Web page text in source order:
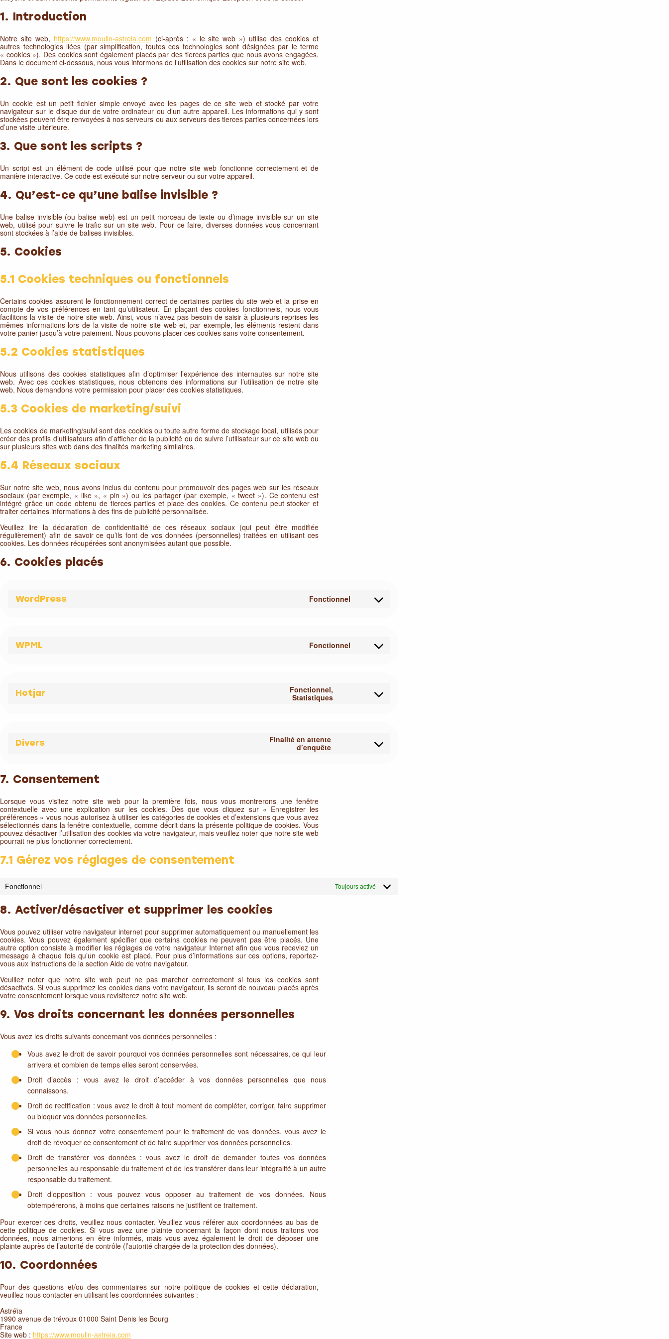
1. Introduction
Notre site web, https://www.moulin-astreia.com (ci-après : « le site web ») utilise des cookies et
autres technologies liées (par simplification, toutes ces technologies sont désignées par le terme
« cookies »). Des cookies sont également placés par des tierces parties que nous avons engagées.
Dans le document ci-dessous, nous vous informons de l’utilisation des cookies sur notre site web.
2. Que sont les cookies ?
Un cookie est un petit fichier simple envoyé avec les pages de ce site web et stocké par votre
navigateur sur le disque dur de votre ordinateur ou d’un autre appareil. Les informations qui y sont
stockées peuvent être renvoyées à nos serveurs ou aux serveurs des tierces parties concernées lors
d’une visite ultérieure.
3. Que sont les scripts ?
Un script est un élément de code utilisé pour que notre site web fonctionne correctement et de
manière interactive. Ce code est exécuté sur notre serveur ou sur votre appareil.
4. Qu’est-ce qu’une balise invisible ?
Une balise invisible (ou balise web) est un petit morceau de texte ou d’image invisible sur un site
web, utilisé pour suivre le trafic sur un site web. Pour ce faire, diverses données vous concernant
sont stockées à l’aide de balises invisibles.
5. Cookies
5.1 Cookies techniques ou fonctionnels
Certains cookies assurent le fonctionnement correct de certaines parties du site web et la prise en
compte de vos préférences en tant qu’utilisateur. En plaçant des cookies fonctionnels, nous vous
facilitons la visite de notre site web. Ainsi, vous n’avez pas besoin de saisir à plusieurs reprises les
mêmes informations lors de la visite de notre site web et, par exemple, les éléments restent dans
votre panier jusqu’à votre paiement. Nous pouvons placer ces cookies sans votre consentement.
5.2 Cookies statistiques
Nous utilisons des cookies statistiques afin d’optimiser l’expérience des internautes sur notre site
web. Avec ces cookies statistiques, nous obtenons des informations sur l’utilisation de notre site
web. Nous demandons votre permission pour placer des cookies statistiques.
5.3 Cookies de marketing/suivi
Les cookies de marketing/suivi sont des cookies ou toute autre forme de stockage local, utilisés pour
créer des profils d’utilisateurs afin d’afficher de la publicité ou de suivre l’utilisateur sur ce site web ou
sur plusieurs sites web dans des finalités marketing similaires.
5.4 Réseaux sociaux
Sur notre site web, nous avons inclus du contenu pour promouvoir des pages web sur les réseaux
sociaux (par exemple, « like », « pin ») ou les partager (par exemple, « tweet »). Ce contenu est
intégré grâce un code obtenu de tierces parties et place des cookies. Ce contenu peut stocker et
traiter certaines informations à des fins de publicité personnalisée.
Veuillez lire la déclaration de confidentialité de ces réseaux sociaux (qui peut être modifiée
régulièrement) afin de savoir ce qu’ils font de vos données (personnelles) traitées en utilisant ces
cookies. Les données récupérées sont anonymisées autant que possible.
6. Cookies placés
WordPress Fonctionnel
Consent
WPML Fonctionnel
Consent
Hotjar
Fonctionnel,
Statistiques
Consent
Divers
Finalité en attente
d’enquête
Consent
7. Consentement
Lorsque vous visitez notre site web pour la première fois, nous vous montrerons une fenêtre
contextuelle avec une explication sur les cookies. Dès que vous cliquez sur « Enregistrer les
préférences » vous nous autorisez à utiliser les catégories de cookies et d’extensions que vous avez
sélectionnés dans la fenêtre contextuelle, comme décrit dans la présente politique de cookies. Vous
pouvez désactiver l’utilisation des cookies via votre navigateur, mais veuillez noter que notre site web
pourrait ne plus fonctionner correctement.
7.1 Gérez vos réglages de consentement
Fonctionnel Toujours activé
8. Activer/désactiver et supprimer les cookies
Vous pouvez utiliser votre navigateur internet pour supprimer automatiquement ou manuellement les
cookies. Vous pouvez également spécifier que certains cookies ne peuvent pas être placés. Une
autre option consiste à modifier les réglages de votre navigateur Internet afin que vous receviez un
message à chaque fois qu’un cookie est placé. Pour plus d’informations sur ces options, reportez-
vous aux instructions de la section Aide de votre navigateur.
Veuillez noter que notre site web peut ne pas marcher correctement si tous les cookies sont
désactivés. Si vous supprimez les cookies dans votre navigateur, ils seront de nouveau placés après
votre consentement lorsque vous revisiterez notre site web.
9. Vos droits concernant les données personnelles
Vous avez les droits suivants concernant vos données personnelles :
Vous avez le droit de savoir pourquoi vos données personnelles sont nécessaires, ce qui leur
arrivera et combien de temps elles seront conservées.
Droit d’accès : vous avez le droit d’accéder à vos données personnelles que nous
connaissons.
Droit de rectification : vous avez le droit à tout moment de compléter, corriger, faire supprimer
ou bloquer vos données personnelles.
Si vous nous donnez votre consentement pour le traitement de vos données, vous avez le
droit de révoquer ce consentement et de faire supprimer vos données personnelles.
Droit de transférer vos données : vous avez le droit de demander toutes vos données
personnelles au responsable du traitement et de les transférer dans leur intégralité à un autre
responsable du traitement.
Droit d’opposition : vous pouvez vous opposer au traitement de vos données. Nous
obtempérerons, à moins que certaines raisons ne justifient ce traitement.
Pour exercer ces droits, veuillez nous contacter. Veuillez vous référer aux coordonnées au bas de
cette politique de cookies. Si vous avez une plainte concernant la façon dont nous traitons vos
données, nous aimerions en être informés, mais vous avez également le droit de déposer une
plainte auprès de l’autorité de contrôle (l’autorité chargée de la protection des données).
10. Coordonnées
Pour des questions et/ou des commentaires sur notre politique de cookies et cette déclaration,
veuillez nous contacter en utilisant les coordonnées suivantes :
Astréïa
1990 avenue de trévoux 01000 Saint Denis les Bourg
France
Site web : https://www.moulin-astreia.com